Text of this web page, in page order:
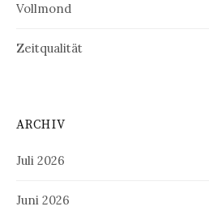
Vollmond
Zeitqualität
ARCHIV
Juli 2026
Juni 2026